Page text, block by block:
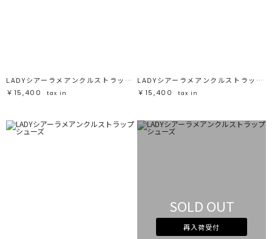
LADYシアーラメアンクルストラップシューズ
￥15,400
tax in
LADYシアーラメアンクルストラップシューズ
￥15,400
tax in
SOLD OUT
再入荷受付